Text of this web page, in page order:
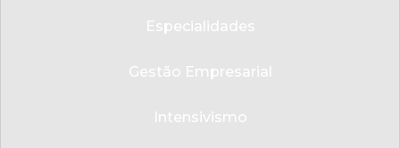
Especialidades
Gestão Empresarial
Intensivismo